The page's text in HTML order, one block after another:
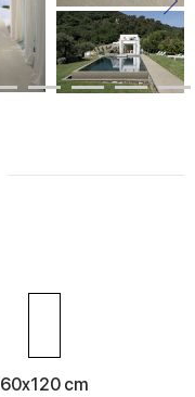
60x120 cm